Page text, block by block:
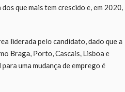
que mais tem crescido e, em 2020,
liderada pelo candidato, dado que a
Braga, Porto, Cascais, Lisboa e
uma mudança de emprego é